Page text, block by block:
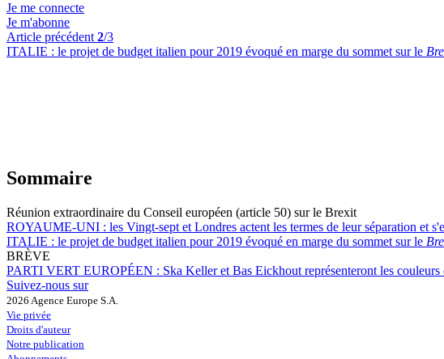
Je me connecte
Je m'abonne
Article précédent 2/3
ITALIE : le projet de budget italien pour 2019 évoqué en marge du sommet sur le
Sommaire
Réunion extraordinaire du Conseil européen (article 50) sur le Brexit
ROYAUME-UNI : les Vingt-sept et Londres actent les termes de leur séparation et
ITALIE : le projet de budget italien pour 2019 évoqué en marge du sommet sur le
BRÈVE
PARTI VERT EUROPÉEN : Ska Keller et Bas Eickhout représenteront les
Suivez-nous sur
2026 Agence Europe S.A.
Vie privée
Droits d'auteur
Notre publication